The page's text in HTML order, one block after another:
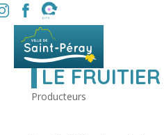
LE FRUITIER
Producteurs